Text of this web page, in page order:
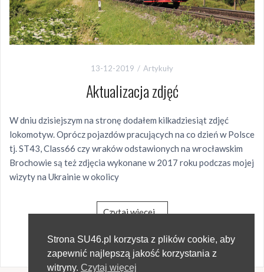
13-12-2019 Artykuły
Aktualizacja zdjęć
W dniu dzisiejszym na stronę dodałem kilkadziesiąt zdjęć
lokomotyw. Oprócz pojazdów pracujących na co dzień w Polsce
tj. ST43, Class66 czy wraków odstawionych na wrocławskim
Brochowie są też zdjęcia wykonane w 2017 roku podczas mojej
wizyty na Ukrainie w okolicy
Czytaj więcej…
321 wyświetlenia
Strona SU46.pl korzysta z plików cookie, aby
zapewnić najlepszą jakość korzystania z
witryny. Czytaj więcej